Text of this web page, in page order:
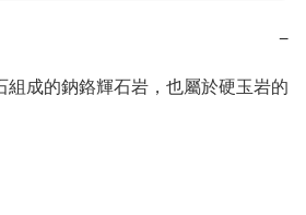
−
組成的鈉鉻輝石岩，也屬於硬玉岩的